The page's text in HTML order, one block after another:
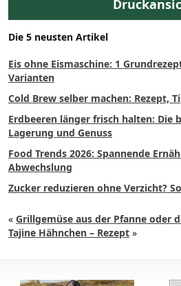
Die 5 neusten Artikel
Eis ohne Eismaschine: 1
Varianten
Cold Brew selber machen: Rezept,
Erdbeeren länger frisch halten: Die
Lagerung und Genuss
Food Trends 2026: Spannende
Abwechslung
Zucker reduzieren ohne Verzicht?
« Grillgemüse aus der Pfanne oder
Tajine Hähnchen – Rezept »